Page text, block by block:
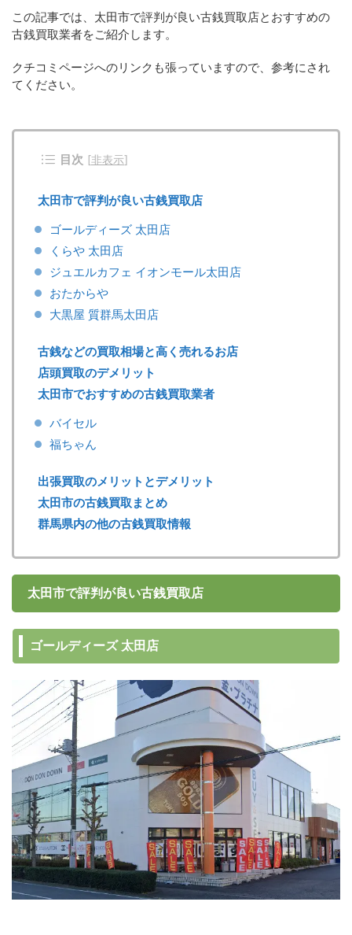
この記事では、太田市で評判が良い古銭買取店とおすすめの
古銭買取業者をご紹介します。
クチコミページへのリンクも張っていますので、参考にされ
てください。
目次 [非表示]
太田市で評判が良い古銭買取店
ゴールディーズ 太田店
くらや 太田店
ジュエルカフェ イオンモール太田店
おたからや
大黒屋 質群馬太田店
古銭などの買取相場と高く売れるお店
店頭買取のデメリット
太田市でおすすめの古銭買取業者
バイセル
福ちゃん
出張買取のメリットとデメリット
太田市の古銭買取まとめ
群馬県内の他の古銭買取情報
太田市で評判が良い古銭買取店
ゴールディーズ 太田店